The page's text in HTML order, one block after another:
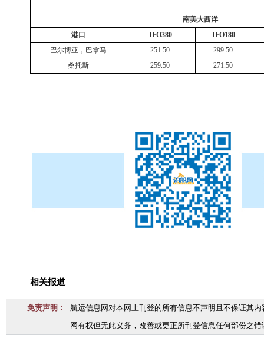
南美大西洋
港口
IFO380
IFO180
巴尔博亚，巴拿马
251.50
299.50
桑托斯
259.50 271.50
相关报道
免责声明：
航运信息网对本网上刊登的所有信息不声明且不保证其
网有权但无此义务，改善或更正所刊登信息任何部份之错